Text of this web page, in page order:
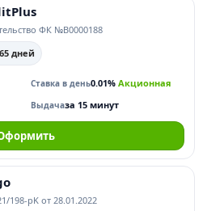
ФК №В0000188
дней
Ставка в день0.01% Акционная
Выдачаза 15 минут
198-pK от 28.01.2022